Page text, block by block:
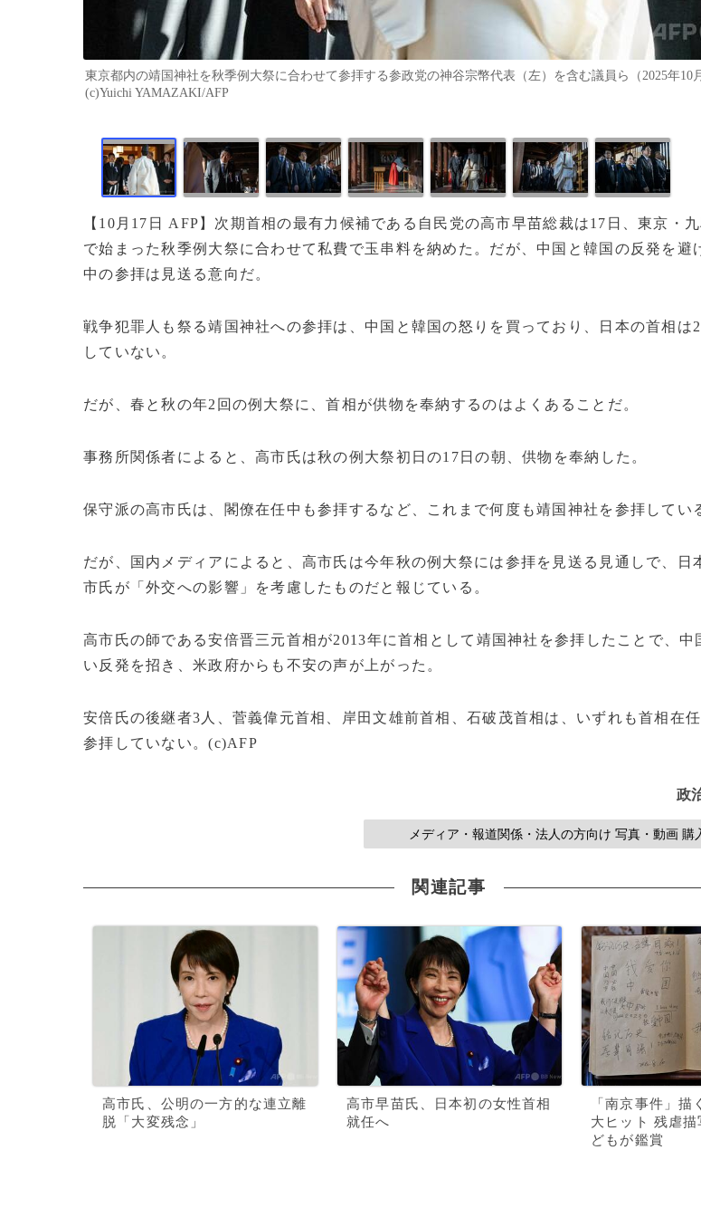
東京都内の靖国神社を秋季例大祭に合わせて参拝する参政党の神谷宗幣代表（左）を含む議員ら（2025年10
(c)Yuichi YAMAZAKI/AFP
【10月17日 AFP】次期首相の最有力候補である自民党の高市早苗総裁は17日、東京・
で始まった秋季例大祭に合わせて私費で玉串料を納めた。だが、中国と韓国の反発を避
中の参拝は見送る意向だ。
戦争犯罪人も祭る靖国神社への参拝は、中国と韓国の怒りを買っており、日本の首相は
していない。
だが、春と秋の年2回の例大祭に、首相が供物を奉納するのはよくあることだ。
事務所関係者によると、高市氏は秋の例大祭初日の17日の朝、供物を奉納した。
保守派の高市氏は、閣僚在任中も参拝するなど、これまで何度も靖国神社を参拝してい
だが、国内メディアによると、高市氏は今年秋の例大祭には参拝を見送る見通しで、日
市氏が「外交への影響」を考慮したものだと報じている。
高市氏の師である安倍晋三元首相が2013年に首相として靖国神社を参拝したことで、中
い反発を招き、米政府からも不安の声が上がった。
安倍氏の後継者3人、菅義偉元首相、岸田文雄前首相、石破茂首相は、いずれも首相在
参拝していない。(c)AFP
政
メディア・報道関係・法人の方向け 写真・動画 購
関連記事
高市氏、公明の一方的な連立離
脱「大変残念」
高市早苗氏、日本初の女性首相
就任へ
「南京事件」描
大ヒット 残虐
どもが鑑賞